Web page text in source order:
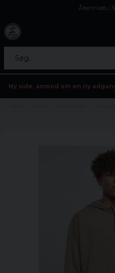
Åbent køb i
Søg...
Ny side, anmod om en ny